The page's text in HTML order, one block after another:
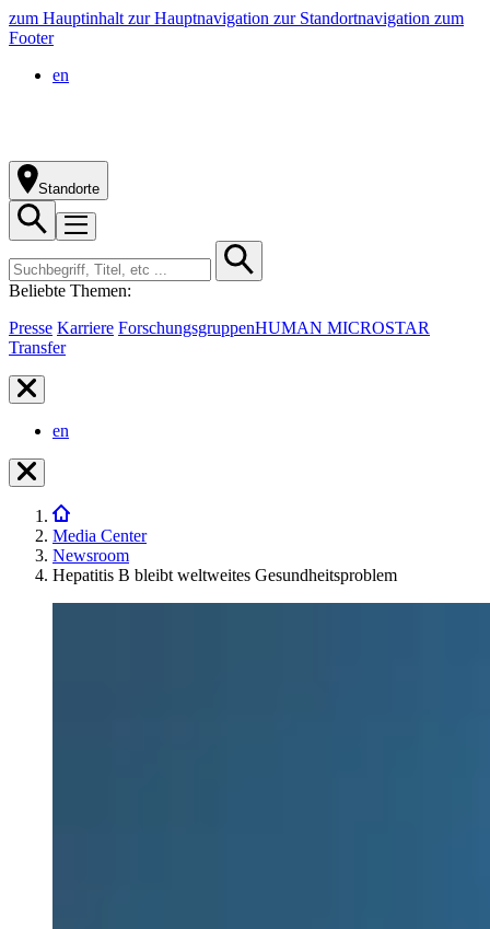
zum Hauptinhalt zur Hauptnavigation zur Standortnavigation zum
Footer
en
Standorte
Beliebte Themen:
Presse Karriere ForschungsgruppenHUMAN MICROSTAR
Transfer
en
Media Center
Newsroom
Hepatitis B bleibt weltweites Gesundheitsproblem